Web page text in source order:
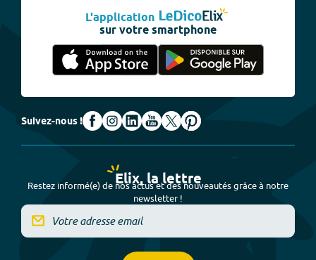
L'application
sur votre smartphone
Suivez-nous !
Elix, la lettre
Restez informé(e) de nos actus et des nouveautés grâce à notre
newsletter !